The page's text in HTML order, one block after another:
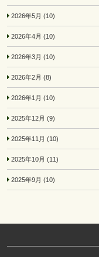
2026年5月(10)
2026年4月(10)
2026年3月(10)
2026年2月(8)
2026年1月(10)
2025年12月(9)
2025年11月(10)
2025年10月(11)
2025年9月(10)